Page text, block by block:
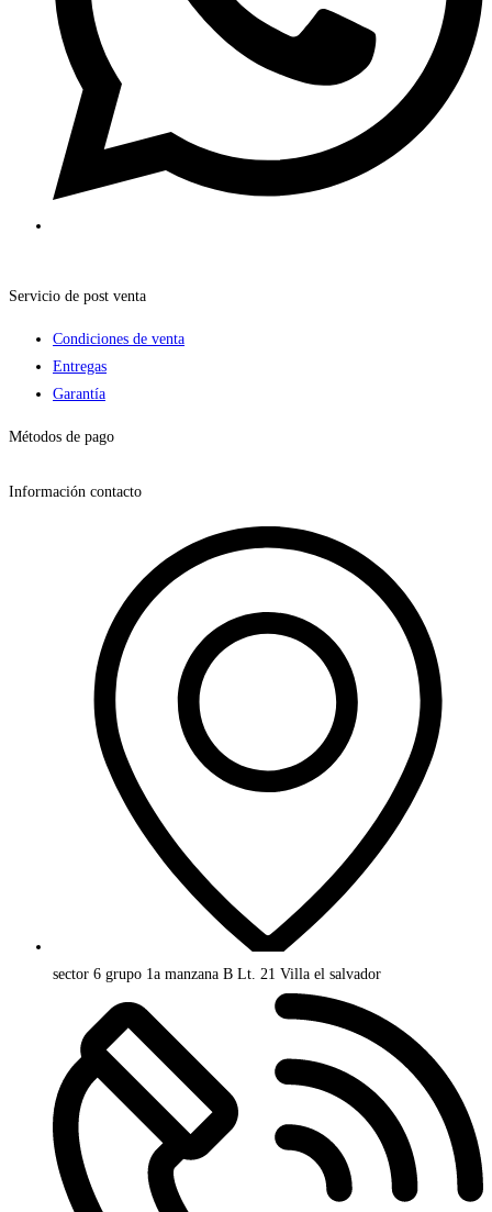
Servicio de post venta
Condiciones de venta
Entregas
Garantía
Métodos de pago
Información contacto
sector 6 grupo 1a manzana B Lt. 21 Villa el salvador